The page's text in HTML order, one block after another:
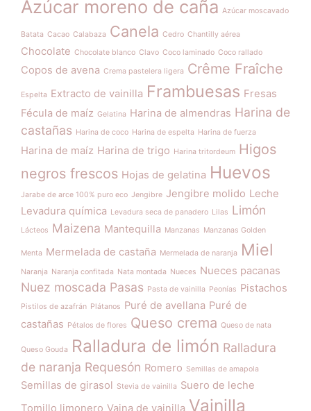
Azúcar moreno de caña Azúcar moscavado
Batata Cacao Calabaza Canela Cedro Chantilly aérea
Chocolate Chocolate blanco Clavo Coco laminado Coco rallado
Copos de avena Crema pastelera ligera Crême Fraîche
Espelta Extracto de vainilla Frambuesas Fresas
Fécula de maíz Gelatina Harina de almendras Harina de
castañas Harina de coco Harina de espelta Harina de fuerza
Harina de maíz Harina de trigo Harina tritordeum Higos
negros frescos Hojas de gelatina Huevos
Jarabe de arce 100% puro eco Jengibre Jengibre molido Leche
Levadura química Levadura seca de panadero Lilas Limón
Lácteos Maizena Mantequilla Manzanas Manzanas Golden
Menta Mermelada de castaña Mermelada de naranja Miel
Naranja Naranja confitada Nata montada Nueces Nueces pacanas
Nuez moscada Pasas Pasta de vainilla Peonías Pistachos
Pistilos de azafrán Plátanos Puré de avellana Puré de
castañas
Pétalos de flores Queso crema Queso de nata
Queso Gouda Ralladura de limón Ralladura
de naranja Requesón Romero Semillas de amapola
Semillas de girasol Stevia de vainilla Suero de leche
Vainilla